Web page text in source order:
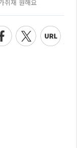
취재 원해요